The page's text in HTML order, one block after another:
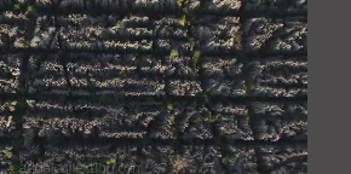
CARTE
COLLECTIONS